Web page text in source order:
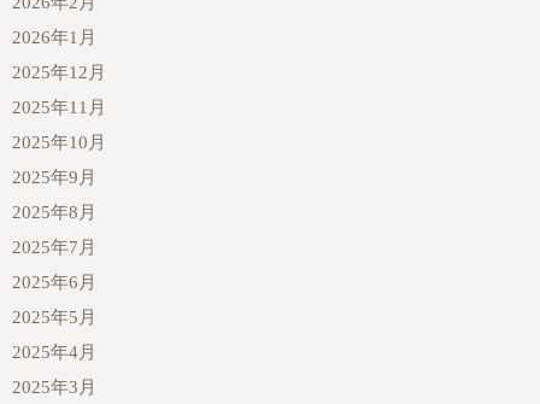
2026年1月
2025年12月
2025年11月
2025年10月
2025年9月
2025年8月
2025年7月
2025年6月
2025年5月
2025年4月
2025年3月